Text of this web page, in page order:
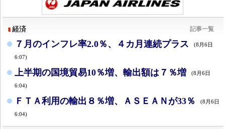
経済 記事一覧
７月のインフレ率2.0％、４カ月連続プラス (8月6日
6:07)
上半期の国境貿易10％増、輸出額は７％増 (8月6日
6:04)
ＦＴＡ利用の輸出８％増、ＡＳＥＡＮが33％ (8月6日
6:04)